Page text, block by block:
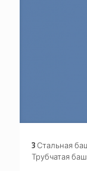
3 Стальная
Трубчатая